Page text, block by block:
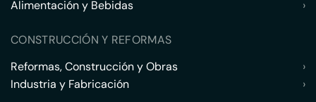
Alimentación y Bebidas
›
CONSTRUCCIÓN Y REFORMAS
Reformas, Construcción y Obras
›
Industria y Fabricación
›